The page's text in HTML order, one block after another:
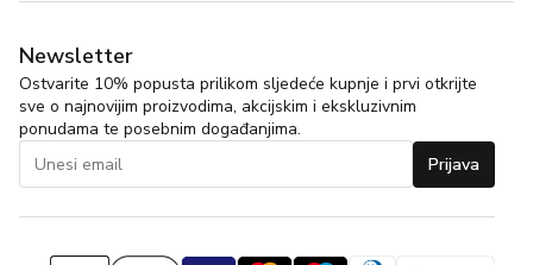
Newsletter
Ostvarite 10% popusta prilikom sljedeće kupnje i prvi otkrijte
sve o najnovijim proizvodima, akcijskim i ekskluzivnim
ponudama te posebnim događanjima.
Prijava